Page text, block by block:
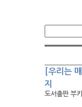
[우리는
지
도서출판 부